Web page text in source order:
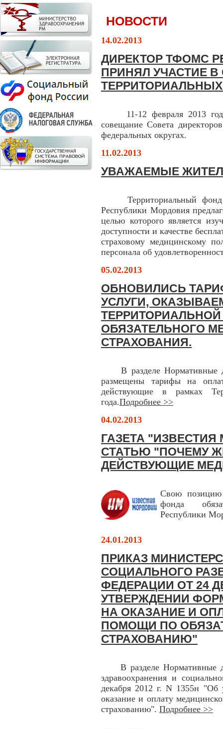
НОВОСТИ
14.02.2013
ДИРЕКТОР ТФОМС
ПРИНЯЛ УЧАСТИЕ
11-12 февраля 2013
совещание Совета
федеральных округах.
11.02.2013
УВАЖАЕМЫЕ
Территориальный фонд
Республики Мордовия
целью которого является
доступности и качестве
страховому медицинскому
персонала об
05.02.2013
ОБНОВИЛИСЬ
УСЛУГИ,
ОБЯЗАТЕЛЬНОГО
СТРАХОВАНИЯ.
В разделе Нормативные
размещены тарифы на
действующие в рамках
года.Подробнее >>
04.02.2013
ГАЗЕТА
СТАТЬЮ "ПОЧЕМУ
ДЕЙСТВУЮЩИЕ
Свою позицию
фонда
Республики
24.01.2013
ПРИКАЗ
СОЦИАЛЬНОГО
ФЕДЕРАЦИИ ОТ 24
УТВЕРЖДЕНИИ
НА ОКАЗАНИЕ И
ПОМОЩИ ПО
СТРАХОВАНИЮ"
В разделе Нормативные
здравоохранения и
декабря 2012 г. N 1355н "Об
оказание и оплату
страхованию". Подробнее >>